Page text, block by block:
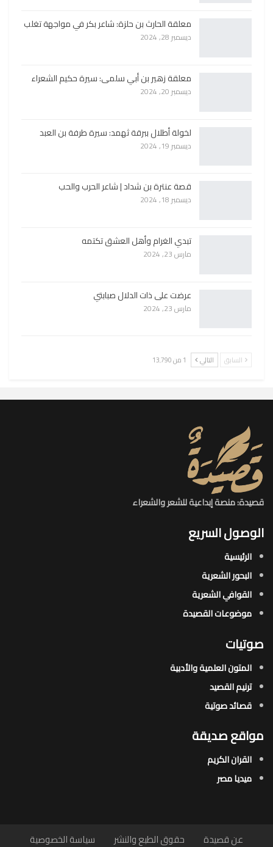
معلقة الحارث بن حلزة: شاعر بكر في مواجهة تغلب
ديسمبر 28, 2024
معلقة زهير بن أبي سلمى: سيرة حكيم الشعراء
ديسمبر 20, 2024
لخولة أطلال ببرقة ثهمد: سيرة طرفة بن العبد
ديسمبر 19, 2024
قصة عنترة بن شداد | شاعر الحرب والحب
ديسمبر 18, 2024
تبدي الغرام وأهل العشق تكتمه
مارس 23, 2024
عرضت على ذات الدلال صبابتي
مارس 23, 2024
السابق التالي 1 من 13٬790
قصيدة: منصة إبداعية للشعر والشعراء
الوصول السريع
الرئيسية
البحور الشعرية​
القوافي الشعرية​
موضوعات القصيدة​
صوتيات
المتون العلمية والأدبية
ترنيم القصيد
قصائد صوتية
مواقع صديقة
القران الكريم
ميديا مصر
عن قصيدة حقوق الطبع والنشر سياسة الخصوصية